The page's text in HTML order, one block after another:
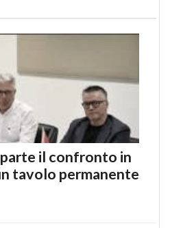
parte il confronto in
tavolo permanente